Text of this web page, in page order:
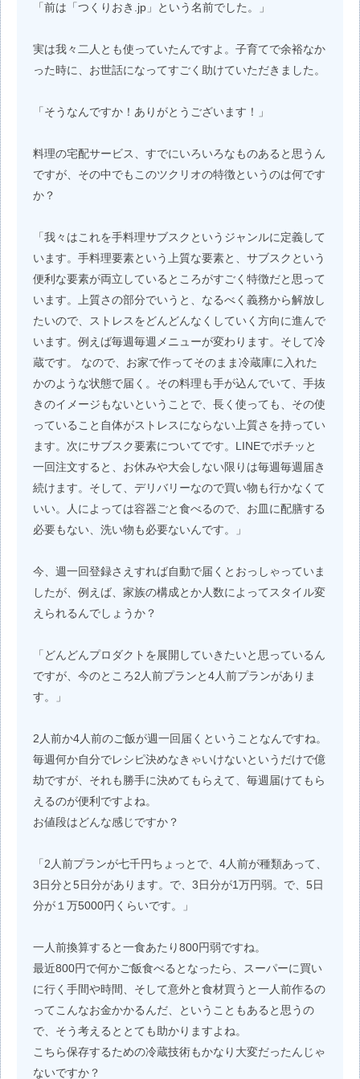
「前は「つくりおき.jp」という名前でした。」
実は我々二人とも使っていたんですよ。子育てで余裕なか
った時に、お世話になってすごく助けていただきました。
「そうなんですか！ありがとうございます！」
料理の宅配サービス、すでにいろいろなものあると思うん
ですが、その中でもこのツクリオの特徴というのは何です
か？
「我々はこれを手料理サブスクというジャンルに定義して
います。手料理要素という上質な要素と、サブスクという
便利な要素が両立しているところがすごく特徴だと思って
います。上質さの部分でいうと、なるべく義務から解放し
たいので、ストレスをどんどんなくしていく方向に進んで
います。例えば毎週毎週メニューが変わります。そして冷
蔵です。 なので、お家で作ってそのまま冷蔵庫に入れた
かのような状態で届く。その料理も手が込んでいて、手抜
きのイメージもないということで、長く使っても、その使
っていること自体がストレスにならない上質さを持ってい
ます。次にサブスク要素についてです。LINEでポチッと
一回注文すると、お休みや大会しない限りは毎週毎週届き
続けます。そして、デリバリーなので買い物も行かなくて
いい。人によっては容器ごと食べるので、お皿に配膳する
必要もない、洗い物も必要ないんです。」
今、週一回登録さえすれば自動で届くとおっしゃっていま
したが、例えば、家族の構成とか人数によってスタイル変
えられるんでしょうか？
「どんどんプロダクトを展開していきたいと思っているん
ですが、今のところ2人前プランと4人前プランがありま
す。」
2人前か4人前のご飯が週一回届くということなんですね。
毎週何か自分でレシピ決めなきゃいけないというだけで億
劫ですが、それも勝手に決めてもらえて、毎週届けてもら
えるのが便利ですよね。
お値段はどんな感じですか？
「2人前プランが七千円ちょっとで、4人前が種類あって、
3日分と5日分があります。で、3日分が1万円弱。で、5日
分が１万5000円くらいです。」
一人前換算すると一食あたり800円弱ですね。
最近800円で何かご飯食べるとなったら、スーパーに買い
に行く手間や時間、そして意外と食材買うと一人前作るの
ってこんなお金かかるんだ、ということもあると思うの
で、そう考えるととても助かりますよね。
こちら保存するための冷蔵技術もかなり大変だったんじゃ
ないですか？